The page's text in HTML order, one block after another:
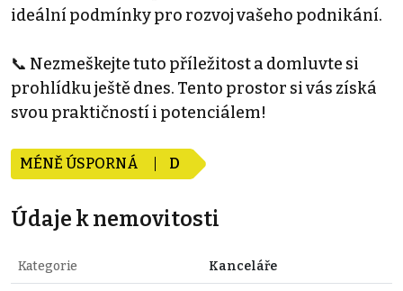
ideální podmínky pro rozvoj vašeho podnikání.
📞 Nezmeškejte tuto příležitost a domluvte si
prohlídku ještě dnes. Tento prostor si vás získá
svou praktičností i potenciálem!
MÉNĚ ÚSPORNÁ D
Údaje k nemovitosti
Kategorie Kanceláře